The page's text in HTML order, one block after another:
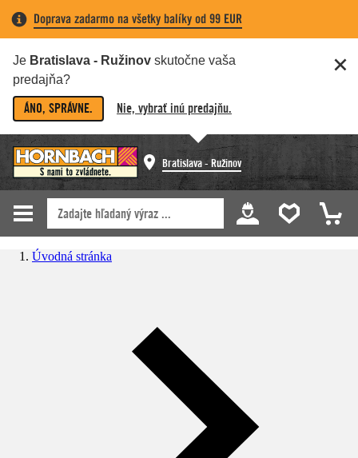
Doprava zadarmo na všetky balíky od 99 EUR
Je Bratislava - Ružinov skutočne vaša
predajňa?
ÁNO, SPRÁVNE. Nie, vybrať inú predajňu.
Bratislava - Ružinov
Úvodná stránka